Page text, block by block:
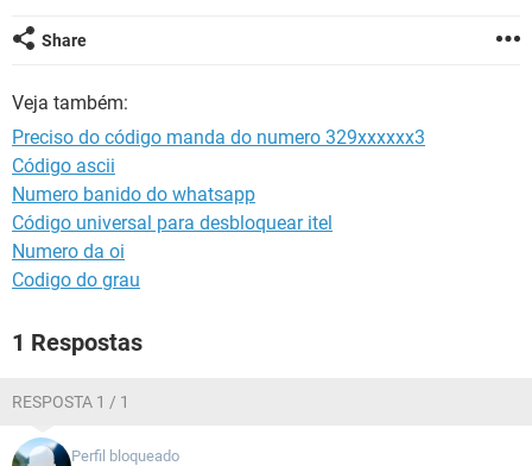
Share
Veja também:
Preciso do código manda do numero 329xxxxxx3
Código ascii
Numero banido do whatsapp
Código universal para desbloquear itel
Numero da oi
Codigo do grau
1 Respostas
RESPOSTA 1 / 1
Perfil bloqueado